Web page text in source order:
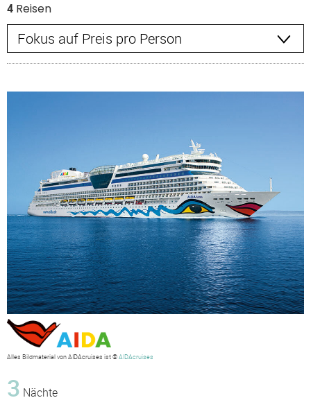
4 Reisen
Alles Bildmaterial von AIDAcruises ist ©AIDAcruises
3 Nächte